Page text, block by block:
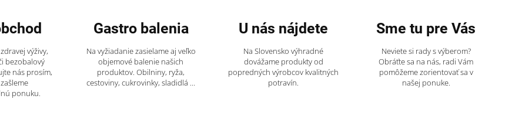
výživy,
bezobalový
nás prosím,
ponuku.
Gastro balenia
Na vyžiadanie zasielame aj veľko
objemové balenie našich
produktov. Obilniny, ryža,
cestoviny, cukrovinky, sladidlá ...
U nás nájdete
Na Slovensko výhradné
dovážame produkty od
popredných výrobcov kvalitných
potravín.
Sme tu pre Vás
Neviete si rady s výberom?
Obráťte sa na nás, radi Vám
pomôžeme zorientovať sa v
našej ponuke.